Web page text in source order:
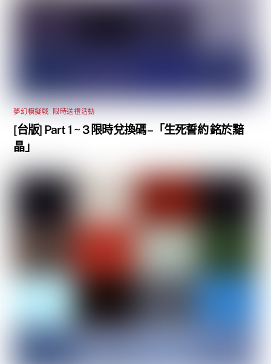
夢幻模擬戰 限時送禮活動
[台版] Part 1 ~ 3 限時兌換碼 –「生死誓約 銘於黯
晶」